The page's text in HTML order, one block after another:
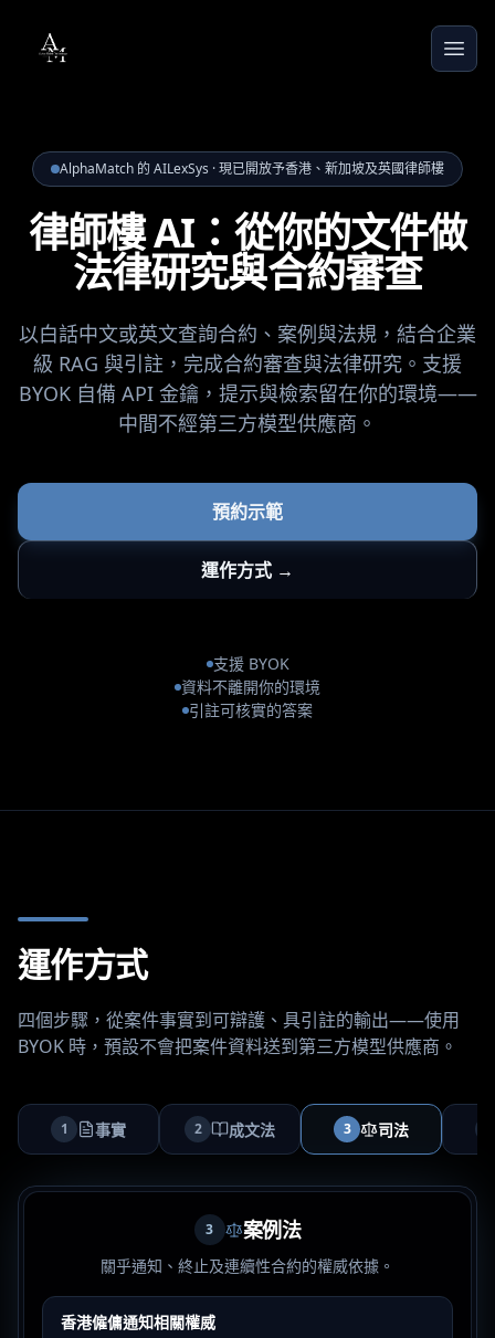
AlphaMatch 的 AILexSys · 現已開放予香港、新加坡及英國律師樓
律師樓 AI：從你的文件做
法律研究與合約審查
以白話中文或英文查詢合約、案例與法規，結合企業
級 RAG 與引註，完成合約審查與法律研究。支援
BYOK 自備 API 金鑰，提示與檢索留在你的環境——
中間不經第三方模型供應商。
預約示範
運作方式 →
支援 BYOK
資料不離開你的環境
引註可核實的答案
運作方式
四個步驟，從案件事實到可辯護、具引註的輸出——使用
BYOK 時，預設不會把案件資料送到第三方模型供應商。
1 事實 2 成文法 3 司法
3 案例法
關乎通知、終止及連續性合約的權威依據。
香港僱傭通知相關權威